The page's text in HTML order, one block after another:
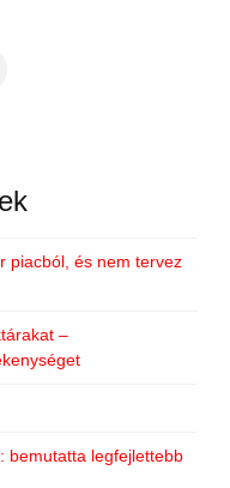
piacból, és nem tervez
–
bemutatta legfejlettebb